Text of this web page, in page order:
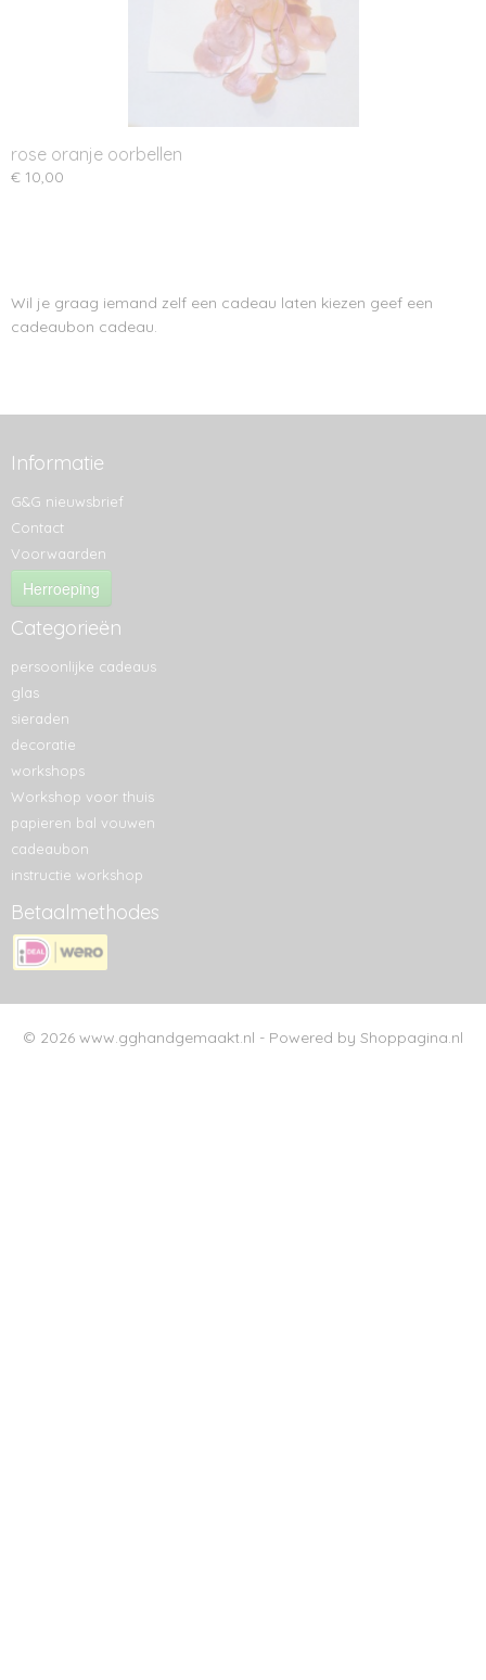
rose oranje oorbellen
€ 10,00
Wil je graag iemand zelf een cadeau laten kiezen geef een
cadeaubon cadeau.
Informatie
G&G nieuwsbrief
Contact
Voorwaarden
Herroeping
Categorieën
persoonlijke cadeaus
glas
sieraden
decoratie
workshops
Workshop voor thuis
papieren bal vouwen
cadeaubon
instructie workshop
Betaalmethodes
© 2026 www.gghandgemaakt.nl - Powered by Shoppagina.nl